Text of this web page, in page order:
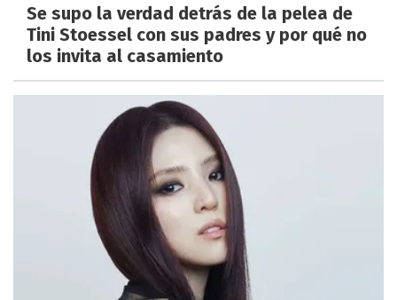
Se supo la verdad detrás de la pelea de
Tini Stoessel con sus padres y por qué no
los invita al casamiento